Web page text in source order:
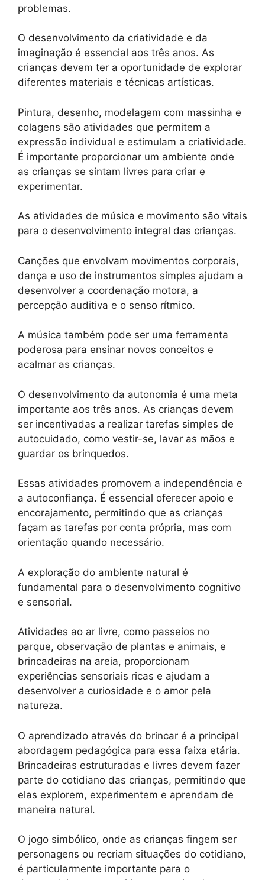
problemas.
O desenvolvimento da criatividade e da
imaginação é essencial aos três anos. As
crianças devem ter a oportunidade de explorar
diferentes materiais e técnicas artísticas.
Pintura, desenho, modelagem com massinha e
colagens são atividades que permitem a
expressão individual e estimulam a criatividade.
É importante proporcionar um ambiente onde
as crianças se sintam livres para criar e
experimentar.
As atividades de música e movimento são vitais
para o desenvolvimento integral das crianças.
Canções que envolvam movimentos corporais,
dança e uso de instrumentos simples ajudam a
desenvolver a coordenação motora, a
percepção auditiva e o senso rítmico.
A música também pode ser uma ferramenta
poderosa para ensinar novos conceitos e
acalmar as crianças.
O desenvolvimento da autonomia é uma meta
importante aos três anos. As crianças devem
ser incentivadas a realizar tarefas simples de
autocuidado, como vestir-se, lavar as mãos e
guardar os brinquedos.
Essas atividades promovem a independência e
a autoconfiança. É essencial oferecer apoio e
encorajamento, permitindo que as crianças
façam as tarefas por conta própria, mas com
orientação quando necessário.
A exploração do ambiente natural é
fundamental para o desenvolvimento cognitivo
e sensorial.
Atividades ao ar livre, como passeios no
parque, observação de plantas e animais, e
brincadeiras na areia, proporcionam
experiências sensoriais ricas e ajudam a
desenvolver a curiosidade e o amor pela
natureza.
O aprendizado através do brincar é a principal
abordagem pedagógica para essa faixa etária.
Brincadeiras estruturadas e livres devem fazer
parte do cotidiano das crianças, permitindo que
elas explorem, experimentem e aprendam de
maneira natural.
O jogo simbólico, onde as crianças fingem ser
personagens ou recriam situações do cotidiano,
é particularmente importante para o